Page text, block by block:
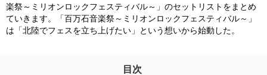
楽祭～ミリオンロックフェスティバル～」のセットリストをまとめ
ていきます。「百万石音楽祭～ミリオンロックフェスティバル～」
は「北陸でフェスを立ち上げたい」という想いから始動した。
目次